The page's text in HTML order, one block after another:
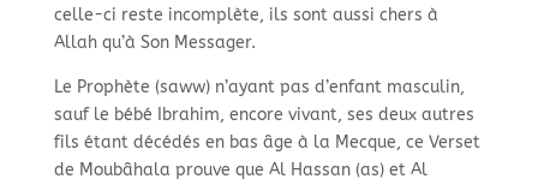
celle-ci reste incomplète, ils sont aussi chers à
Allah qu’à Son Messager.
Le Prophète (saww) n’ayant pas d’enfant masculin,
sauf le bébé Ibrahim, encore vivant, ses deux autres
fils étant décédés en bas âge à la Mecque, ce Verset
de Moubâhala prouve que Al Hassan (as) et Al